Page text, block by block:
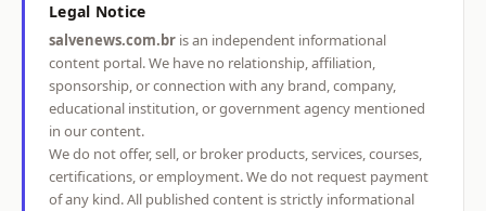
Legal Notice
salvenews.com.br is an independent informational
content portal. We have no relationship, affiliation,
sponsorship, or connection with any brand, company,
educational institution, or government agency mentioned
in our content.
We do not offer, sell, or broker products, services, courses,
certifications, or employment. We do not request payment
of any kind. All published content is strictly informational